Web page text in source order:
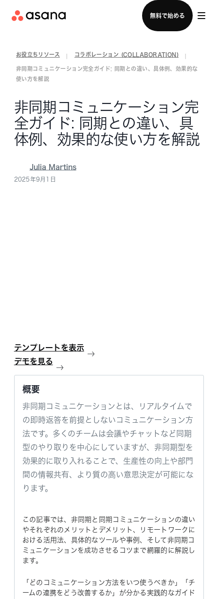
無料で始める
セールスチームに問い合わせる
お役立ちリソース コラボレーション (COLLABORATION)
非同期コミュニケーション完全ガイド: 同期との違い、具体例、効果的な
使い方を解説
非同期コミュニケーション完
全ガイド: 同期との違い、具
体例、効果的な使い方を解説
Julia Martins
2025年9月1日
テンプレートを表示
デモを見る
概要
非同期コミュニケーションとは、リアルタイムで
の即時返答を前提としないコミュニケーション方
法です。多くのチームは会議やチャットなど同期
型のやり取りを中心にしていますが、非同期型を
効果的に取り入れることで、生産性の向上や部門
間の情報共有、より質の高い意思決定が可能にな
ります。
この記事では、非同期と同期コミュニケーションの違い
やそれぞれのメリットとデメリット、リモートワークに
おける活用法、具体的なツールや事例、そして非同期コ
ミュニケーションを成功させるコツまで網羅的に解説し
ます。
「どのコミュニケーション方法をいつ使うべきか」「チ
ームの連携をどう改善するか」が分かる実践的なガイド